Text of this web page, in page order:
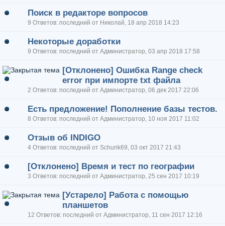
Поиск в редакторе вопросов
9 Ответов: последний от Николай, 18 апр 2018 14:23
Некоторые доработки
9 Ответов: последний от Администратор, 03 апр 2018 17:58
[Отклонено] Ошибка Range check
error при импорте txt файла
2 Ответов: последний от Администратор, 06 дек 2017 22:06
Есть предложение! Пополнение базы тестов.
8 Ответов: последний от Администратор, 10 ноя 2017 11:02
Отзыв об INDIGO
4 Ответов: последний от Schurik69, 03 окт 2017 21:43
[Отклонено] Время и тест по географии
3 Ответов: последний от Администратор, 25 сен 2017 10:19
[Устарело] Работа с помощью
планшетов
12 Ответов: последний от Администратор, 11 сен 2017 12:16